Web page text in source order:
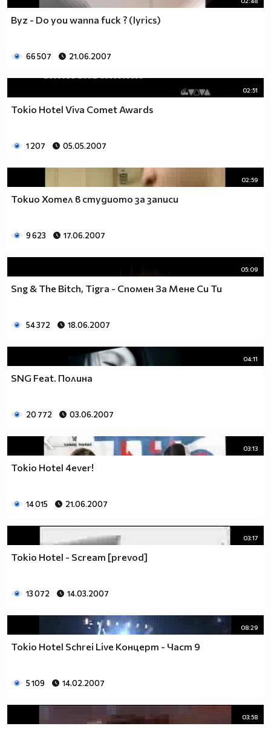
Byz - Do you wanna fuck ? (lyrics)
66 507 21.06.2007
02:51
Tokio Hotel Viva Comet Awards
1 207 05.05.2007
02:59
Токио Хотел в студиото за записи
9 623 17.06.2007
05:09
Sng & The Bitch, Tigra - Спомен За Мене Си Ти
54 372 18.06.2007
04:11
SNG Feat. Полина
20 772 03.06.2007
03:13
Tokio Hotel 4ever!
14 015 21.06.2007
03:17
Tokio Hotel - Scream [prevod]
13 072 14.03.2007
08:29
Tokio Hotel Schrei Live Концерт - Част 9
5 109 14.02.2007
03:58